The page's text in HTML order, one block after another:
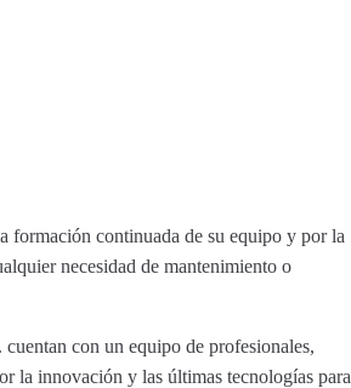
formación continuada de su equipo y por la
necesidad de mantenimiento o
con un equipo de profesionales,
la innovación y las últimas tecnologías para